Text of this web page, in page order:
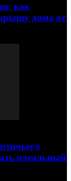
как
дома от
идеальный